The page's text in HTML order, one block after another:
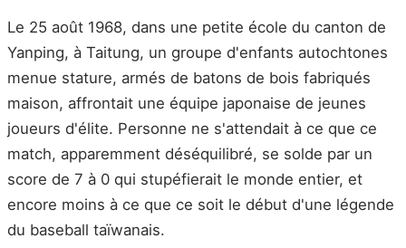
Le 25 août 1968, dans une petite école du canton de
Yanping, à Taitung, un groupe d'enfants autochtones
menue stature, armés de batons de bois fabriqués
maison, affrontait une équipe japonaise de jeunes
joueurs d'élite. Personne ne s'attendait à ce que ce
match, apparemment déséquilibré, se solde par un
score de 7 à 0 qui stupéfierait le monde entier, et
encore moins à ce que ce soit le début d'une légende
du baseball taïwanais.